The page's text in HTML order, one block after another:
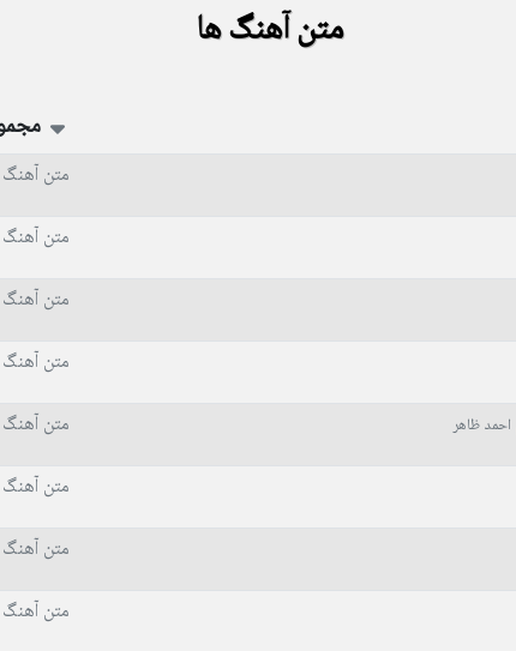
متن آهنگ ها
متن
متن
متن
متن
احمد ظاهر متن
متن
متن
متن